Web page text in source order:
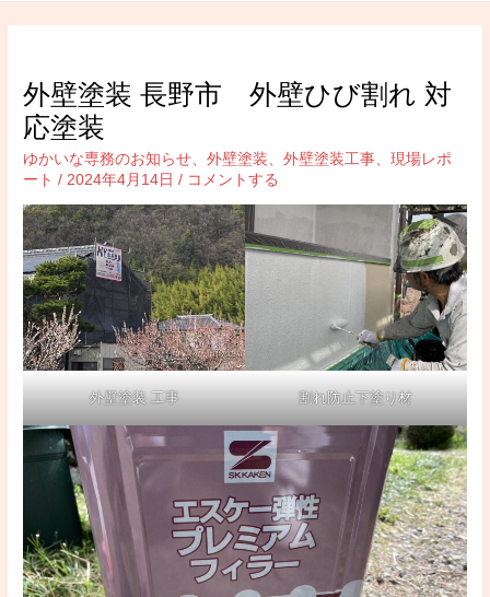
外壁塗装 長野市 外壁ひび割れ 対
応塗装
ゆかいな専務のお知らせ 、外壁塗装 、外壁塗装工事 、現場レポ
ート / 2024年4月14日 / コメントする
外壁塗装 工事 割れ防止下塗り材